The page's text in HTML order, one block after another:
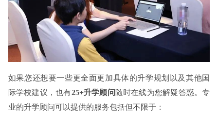
如果您还想要一些更全面更加具体的升学规划以及其他国
际学校建议，也有25+升学顾问 随时在线为您解疑答惑。专
业的升学顾问可以提供的服务包括但不限于：